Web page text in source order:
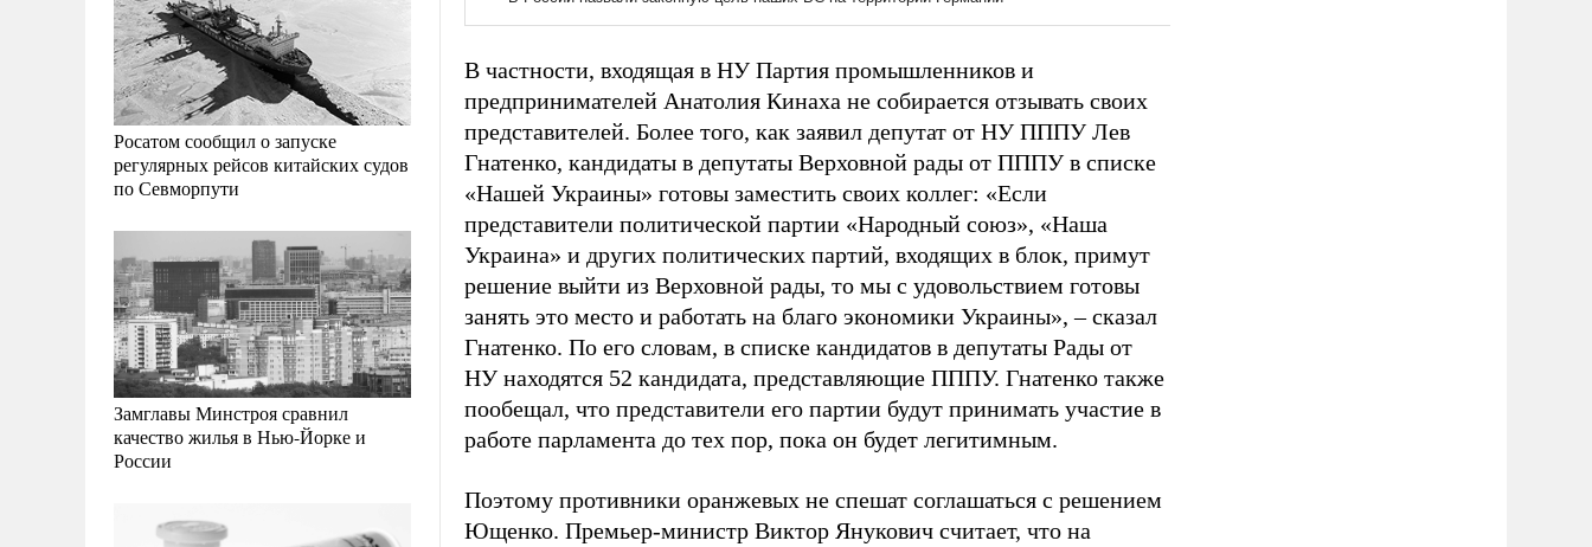
Росатом сообщил о запуске
регулярных рейсов китайских судов
по Севморпути
Замглавы Минстроя сравнил
качество жилья в Нью-Йорке и
России
В частности, входящая в НУ Партия промышленников и
предпринимателей Анатолия Кинаха не собирается отзывать своих
представителей. Более того, как заявил депутат от НУ ПППУ Лев
Гнатенко, кандидаты в депутаты Верховной рады от ПППУ в списке
«Нашей Украины» готовы заместить своих коллег: «Если
представители политической партии «Народный союз», «Наша
Украина» и других политических партий, входящих в блок, примут
решение выйти из Верховной рады, то мы с удовольствием готовы
занять это место и работать на благо экономики Украины», – сказал
Гнатенко. По его словам, в списке кандидатов в депутаты Рады от
НУ находятся 52 кандидата, представляющие ПППУ. Гнатенко также
пообещал, что представители его партии будут принимать участие в
работе парламента до тех пор, пока он будет легитимным.
Поэтому противники оранжевых не спешат соглашаться с решением
Ющенко. Премьер-министр Виктор Янукович считает, что на